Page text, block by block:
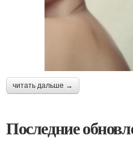
читать дальше →
Последние